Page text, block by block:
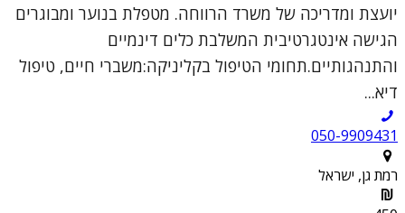
יועצת ומדריכה של משרד הרווחה. מטפלת בנוער ומבוגרים
הגישה אינטגרטיבית המשלבת כלים דינמיים
והתנהגותיים.תחומי הטיפול בקליניקה:משברי חיים, טיפול
דיא...
050-9909431
רמת גן, ישראל